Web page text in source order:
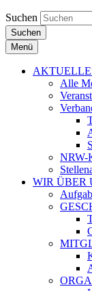
Suchen
Suchen
Menü
Alle
NRW-
WIR ÜBER